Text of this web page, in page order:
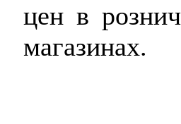
цен в
магазинах.